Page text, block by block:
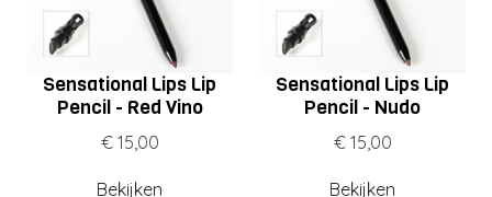
Sensational Lips Lip
Pencil - Red Vino
€ 15,00
Bekijken
Sensational Lips Lip
Pencil - Nudo
€ 15,00
Bekijken